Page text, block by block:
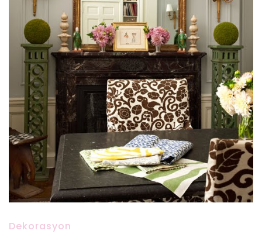
Dekorasyon